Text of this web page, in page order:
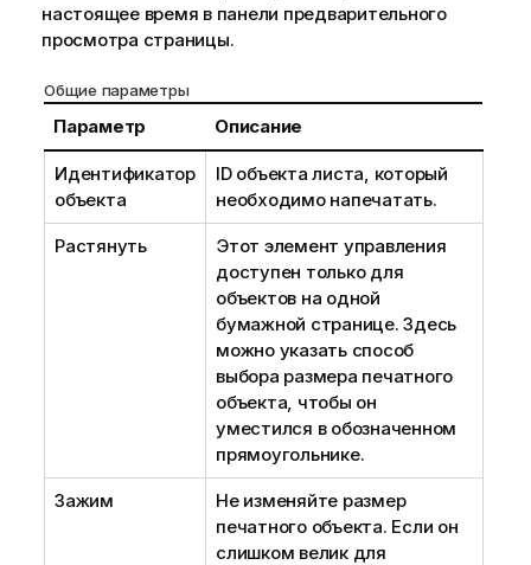
настоящее время в панели предварительного
просмотра страницы.
Общие параметры
Параметр Описание
Идентификатор
объекта
ID объекта листа, который
необходимо напечатать.
Растянуть
Этот элемент управления
доступен только для
объектов на одной
бумажной странице. Здесь
можно указать способ
выбора размера печатного
объекта, чтобы он
уместился в обозначенном
прямоугольнике.
Зажим
Не изменяйте размер
печатного объекта. Если он
слишком велик для